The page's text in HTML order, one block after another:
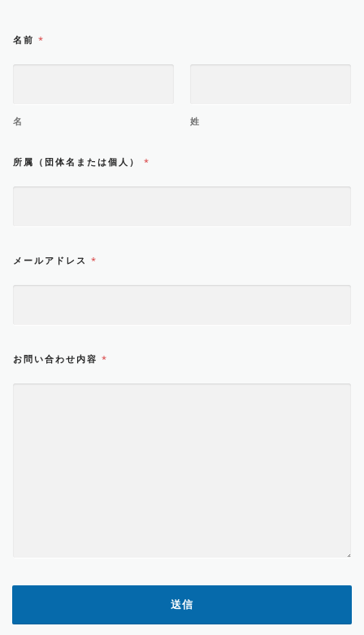
ー
ス
前
レ
ス
名前 *
名 姓
所属（団体名または個人） *
メールアドレス *
お問い合わせ内容 *
送信